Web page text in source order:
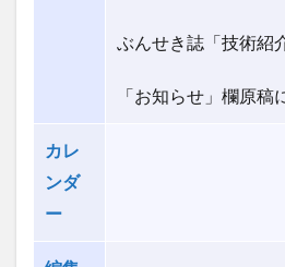
ぶんせき誌「技術紹
「お知らせ」欄原稿
カレ
ンダ
ー